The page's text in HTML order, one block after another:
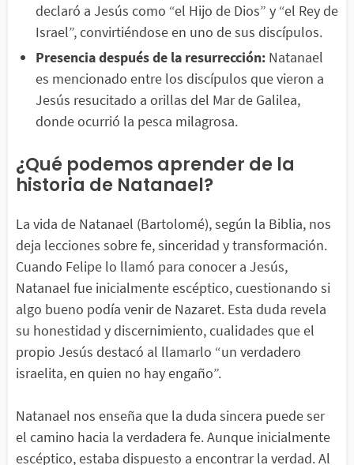
declaró a Jesús como “el Hijo de Dios” y “el Rey de
Israel”, convirtiéndose en uno de sus discípulos.
Presencia después de la resurrección: Natanael
es mencionado entre los discípulos que vieron a
Jesús resucitado a orillas del Mar de Galilea,
donde ocurrió la pesca milagrosa.
¿Qué podemos aprender de la
historia de Natanael?
La vida de Natanael (Bartolomé), según la Biblia, nos
deja lecciones sobre fe, sinceridad y transformación.
Cuando Felipe lo llamó para conocer a Jesús,
Natanael fue inicialmente escéptico, cuestionando si
algo bueno podía venir de Nazaret. Esta duda revela
su honestidad y discernimiento, cualidades que el
propio Jesús destacó al llamarlo “un verdadero
israelita, en quien no hay engaño”.
Natanael nos enseña que la duda sincera puede ser
el camino hacia la verdadera fe. Aunque inicialmente
escéptico, estaba dispuesto a encontrar la verdad. Al